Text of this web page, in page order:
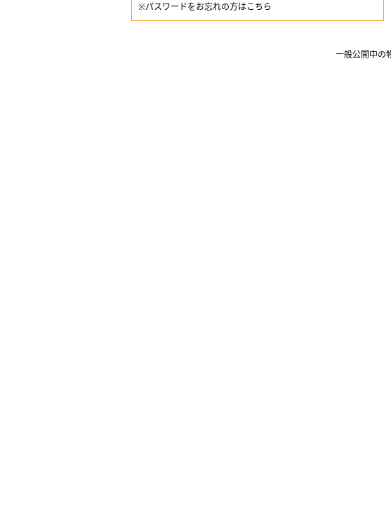
※パスワードをお忘れの方はこちら
一般公開中の